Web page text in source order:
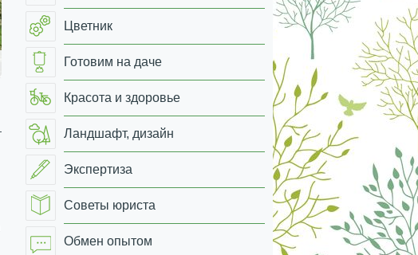
Цветник
Готовим на даче
Красота и здоровье
Ландшафт, дизайн
Экспертиза
Советы юриста
Обмен опытом